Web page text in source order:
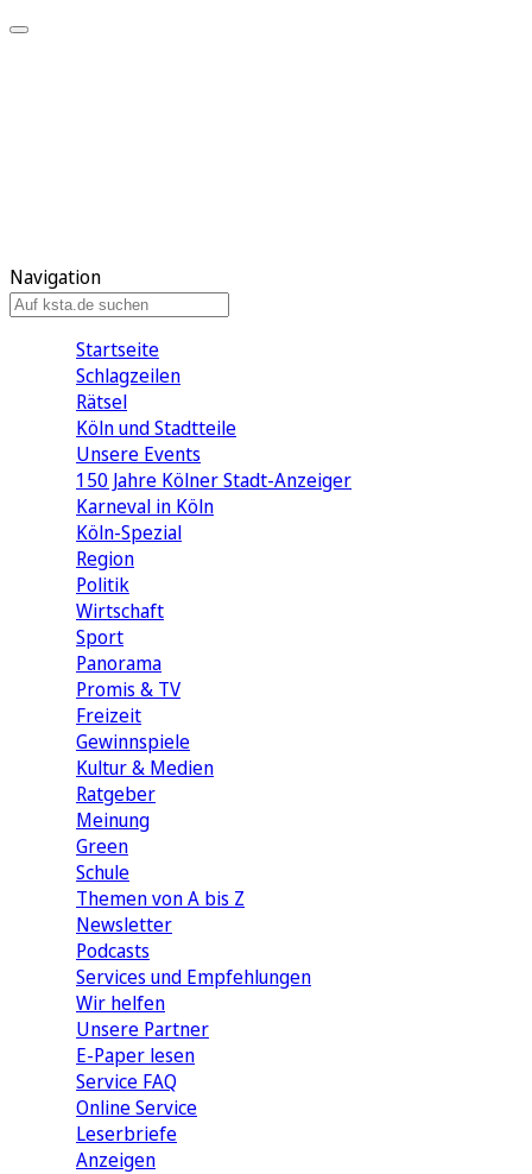
Navigation
Startseite
Schlagzeilen
Rätsel
Köln und Stadtteile
Unsere Events
150 Jahre Kölner Stadt-Anzeiger
Karneval in Köln
Köln-Spezial
Region
Politik
Wirtschaft
Sport
Panorama
Promis & TV
Freizeit
Gewinnspiele
Kultur & Medien
Ratgeber
Meinung
Green
Schule
Themen von A bis Z
Newsletter
Podcasts
Services und Empfehlungen
Wir helfen
Unsere Partner
E-Paper lesen
Service FAQ
Online Service
Leserbriefe
Anzeigen